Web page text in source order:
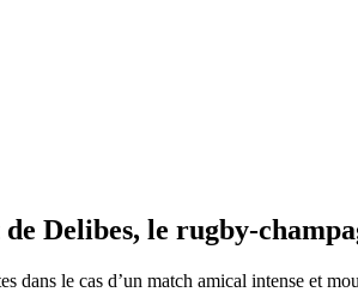
Delibes, le rugby-
dans le cas d’un match amical intense et